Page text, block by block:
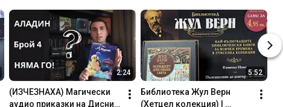
2:24
(ИЗЧЕЗНАХА) Магически
аудио приказки на Дисни
5:52
Библиотека Жул Верн
(Хетцел колекция) |